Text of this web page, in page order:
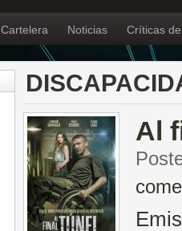
Cartelera Noticias Críticas
Al